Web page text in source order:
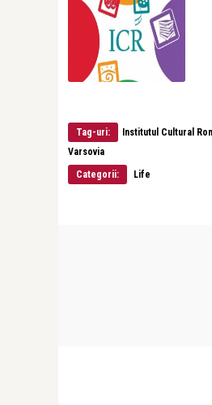
Tag-uri: Institutul Cultural
Varsovia
Categorii:
Life